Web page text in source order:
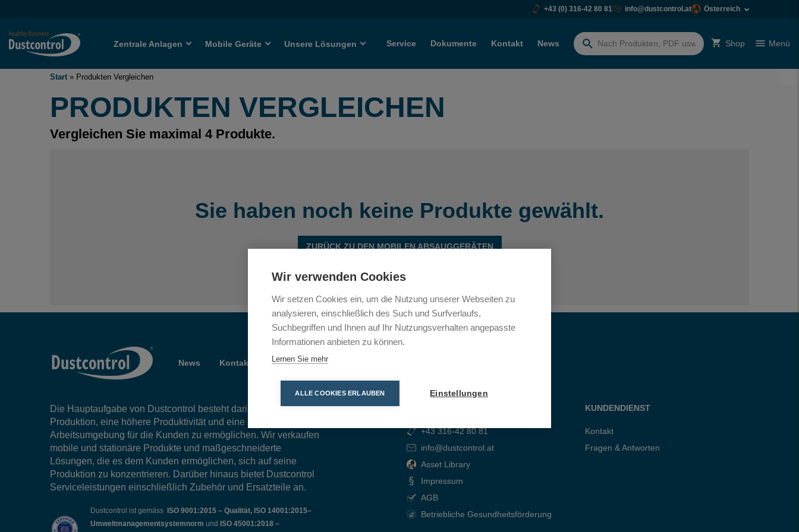
+43 (0) 316-42 80 81 info@dustcontrol.at Österreich
Zentrale Anlagen Mobile Geräte Unsere Lösungen Service Dokumente Kontakt News
Suchen
Shop Menü
Start » Produkten Vergleichen
PRODUKTEN VERGLEICHEN
Vergleichen Sie maximal 4 Produkte.
Sie haben noch keine Produkte gewählt.
ZURÜCK ZU DEN MOBILEN ABSAUGGERÄTEN
News Kontakt Betriebliche Gesundheitsförderung
Die Hauptaufgabe von Dustcontrol besteht darin, eine effiziente
Produktion, eine höhere Produktivität und eine sauberere
Arbeitsumgebung für die Kunden zu ermöglichen. Wir verkaufen
mobile und stationäre Produkte und maßgeschneiderte
Lösungen, die es dem Kunden ermöglichen, sich auf seine
Produktion zu konzentrieren. Darüber hinaus bietet Dustcontrol
Serviceleistungen einschließlich Zubehör und Ersatzteile an.
Dustcontrol ist gemäss ISO 9001:2015 – Qualität, ISO 14001:2015–
Umweltmanagementsystemnorm und ISO 45001:2018 –
+43 316-42 80 81
info@dustcontrol.at
Asset Library
Impressum
AGB
Betriebliche Gesundheitsförderung
KUNDENDIENST
Kontakt
Fragen & Antworten
Wir verwenden Cookies
Wir setzen Cookies ein, um die Nutzung unserer Webseiten zu
analysieren, einschließlich des Such und Surfverlaufs,
Suchbegriffen und Ihnen auf Ihr Nutzungsverhalten angepasste
Informationen anbieten zu können.
Lernen Sie mehr
ALLE COOKIES ERLAUBEN Einstellungen